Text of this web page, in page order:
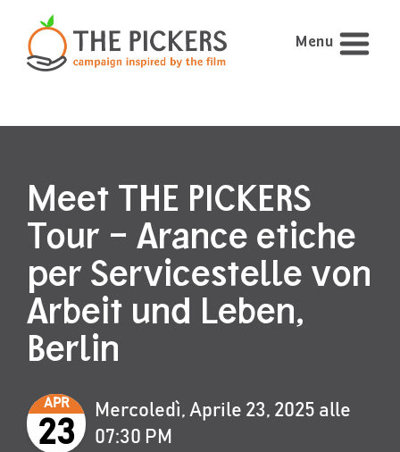
Menu
Meet THE PICKERS
Tour – Arance etiche
per Servicestelle von
Arbeit und Leben,
Berlin
APR
23
Mercoledì, Aprile 23, 2025 alle
07:30 PM